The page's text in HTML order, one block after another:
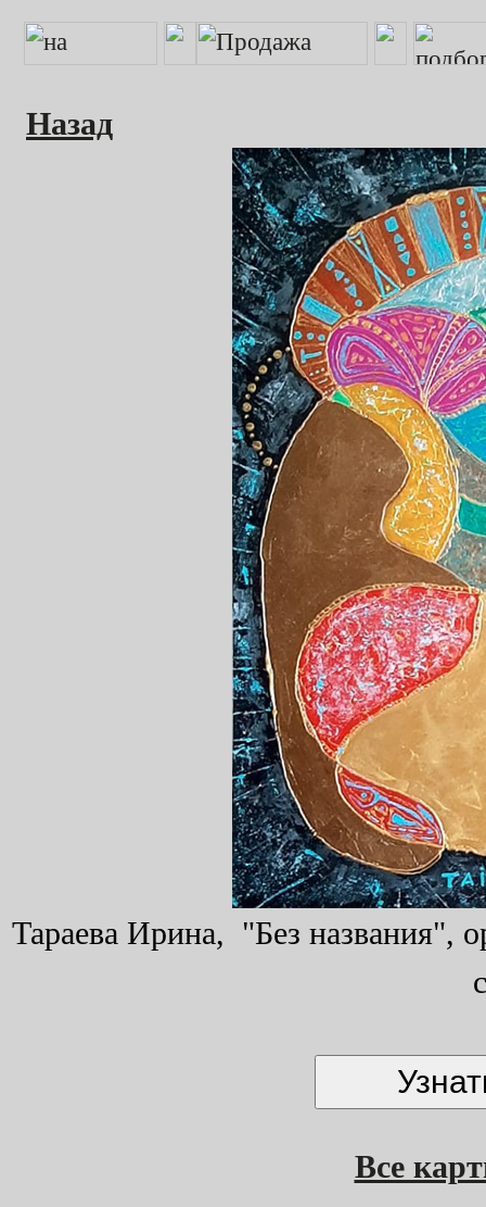
Назад
Тараева Ирина, "Без названия",
Все